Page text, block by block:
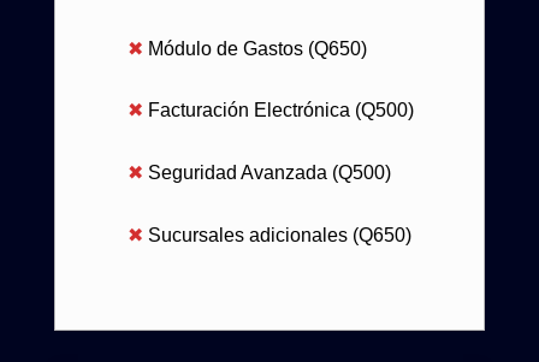
✖ Módulo de Gastos (Q650)
✖ Facturación Electrónica (Q500)
✖ Seguridad Avanzada (Q500)
✖ Sucursales adicionales (Q650)